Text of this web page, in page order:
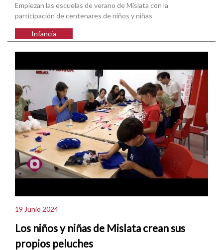
Empiezan las escuelas de verano de Mislata con la
participación de centenares de niños y niñas
Infancia
19 Junio 2024
Los niños y niñas de Mislata crean sus
propios peluches